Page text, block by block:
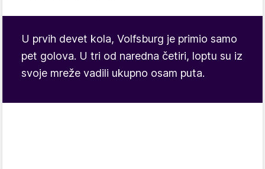
U prvih devet kola, Volfsburg je primio samo
pet golova. U tri od naredna četiri, loptu su iz
svoje mreže vadili ukupno osam puta.